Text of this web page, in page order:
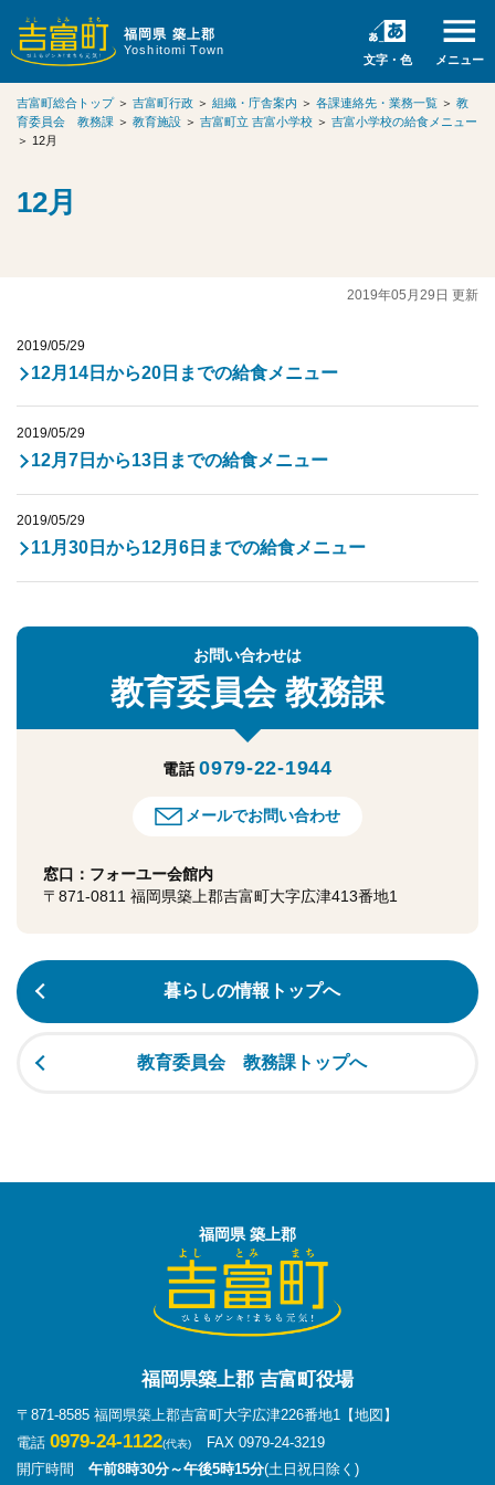
福岡県 築上郡
Yoshitomi Town
文字・色 メニュー
吉富町総合トップ＞ 吉富町行政 ＞ 組織・庁舎案内 ＞ 各課連絡先・業務一覧 ＞ 教
育委員会 教務課 ＞ 教育施設 ＞ 吉富町立 吉富小学校 ＞ 吉富小学校の給食メニュー
＞ 12月
12月
2019年05月29日 更新
12月14日から20日までの給食メニュー
2019/05/29
12月7日から13日までの給食メニュー
2019/05/29
11月30日から12月6日までの給食メニュー
2019/05/29
お問い合わせは
教育委員会 教務課
電話 0979-22-1944
メールでお問い合わせ
窓口：フォーユー会館内
〒871-0811 福岡県築上郡吉富町大字広津413番地1
暮らしの情報トップへ
教育委員会 教務課トップへ
福岡県 築上郡
福岡県築上郡 吉富町役場
〒871-8585 福岡県築上郡吉富町大字広津226番地1
【地図】
電話 0979-24-1122(代表)
FAX 0979-24-3219
開庁時間 午前8時30分～午後5時15分(土日祝日除く)